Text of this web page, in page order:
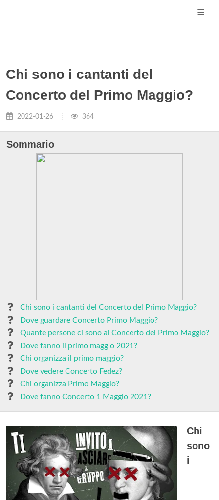
Chi sono i cantanti del
Concerto del Primo Maggio?
2022-01-26 364
Sommario
Chi sono i cantanti del Concerto del Primo Maggio?
Dove guardare Concerto Primo Maggio?
Quante persone ci sono al Concerto del Primo Maggio?
Dove fanno il primo maggio 2021?
Chi organizza il primo maggio?
Dove vedere Concerto Fedez?
Chi organizza Primo Maggio?
Dove fanno Concerto 1 Maggio 2021?
Chi
sono
i